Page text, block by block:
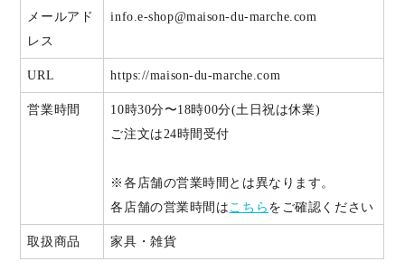
メールアド
レス
info.e-shop@maison-du-marche.com
URL https://maison-du-marche.com
営業時間
10時30分〜18時00分(土日祝は休業)
ご注文は24時間受付
※各店舗の営業時間とは異なります。
各店舗の営業時間はこちら をご確認ください
取扱商品 家具・雑貨